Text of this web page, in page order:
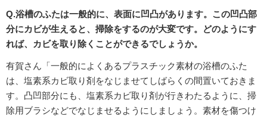
Q.浴槽のふたは一般的に、表面に凹凸があります。この凹凸部
分にカビが生えると、掃除をするのが大変です。どのようにす
れば、カビを取り除くことができるでしょうか。
有賀さん「一般的によくあるプラスチック素材の浴槽のふた
は、塩素系カビ取り剤をなじませてしばらくの間置いておきま
す。凸凹部分にも、塩素系カビ取り剤が行きわたるように、掃
除用ブラシなどでなじませるようにしましょう。素材を傷つけ